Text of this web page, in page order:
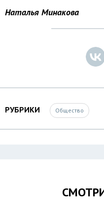
Наталья Минакова
РУБРИКИ Общество